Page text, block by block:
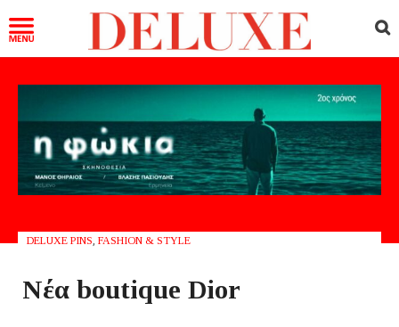
DELUXE PINS FASHION & STYLE
Νέα boutique Dior